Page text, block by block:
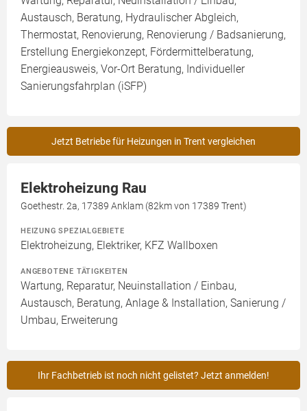
Austausch, Beratung, Hydraulischer Abgleich,
Thermostat, Renovierung, Renovierung / Badsanierung,
Erstellung Energiekonzept, Fördermittelberatung,
Energieausweis, Vor-Ort Beratung, Individueller
Sanierungsfahrplan (iSFP)
Jetzt Betriebe für Heizungen in Trent vergleichen
Elektroheizung Rau
Goethestr. 2a, 17389 Anklam (82km von 17389 Trent)
HEIZUNG SPEZIALGEBIETE
Elektroheizung, Elektriker, KFZ Wallboxen
ANGEBOTENE TÄTIGKEITEN
Wartung, Reparatur, Neuinstallation / Einbau,
Austausch, Beratung, Anlage & Installation, Sanierung /
Umbau, Erweiterung
Ihr Fachbetrieb ist noch nicht gelistet? Jetzt anmelden!